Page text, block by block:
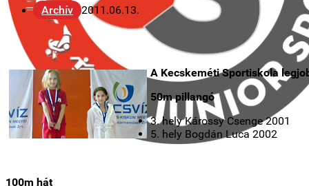
Archív 2011.06.13.
A Kecskeméti Sportiskola
50m pillangó
3. hely Károssy Csenge 2001
5. hely Bogdán Luca 2002
100m hát